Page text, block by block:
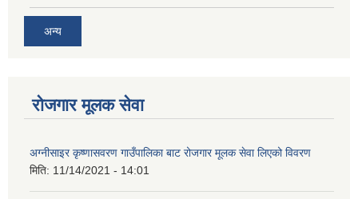
अन्य
रोजगार मूलक सेवा
अग्नीसाइर कृष्णासवरण गाउँपालिका बाट रोजगार मूलक सेवा लिएको विवरण
मिति: 11/14/2021 - 14:01